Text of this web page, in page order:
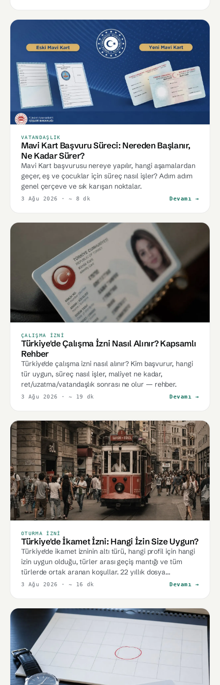
VATANDAŞLIK
Mavi Kart Başvuru Süreci: Nereden Başlanır,
Ne Kadar Sürer?
Mavi Kart başvurusu nereye yapılır, hangi aşamalardan
geçer, eş ve çocuklar için süreç nasıl işler? Adım adım
genel çerçeve ve sık karışan noktalar.
3 Ağu 2026 · ~ 8 dk Devamı →
ÇALIŞMA İZNI
Türkiye'de Çalışma İzni Nasıl Alınır? Kapsamlı
Rehber
Türkiye'de çalışma izni nasıl alınır? Kim başvurur, hangi
tür uygun, süreç nasıl işler, maliyet ne kadar,
ret/uzatma/vatandaşlık sonrası ne olur — rehber.
3 Ağu 2026 · ~ 19 dk Devamı →
OTURMA İZNI
Türkiye'de İkamet İzni: Hangi İzin Size Uygun?
Türkiye'de ikamet izninin altı türü, hangi profil için hangi
izin uygun olduğu, türler arası geçiş mantığı ve tüm
türlerde ortak aranan koşullar. 22 yıllık dosya
deneyimiyle kapsamlı karar rehberi.
3 Ağu 2026 · ~ 16 dk Devamı →